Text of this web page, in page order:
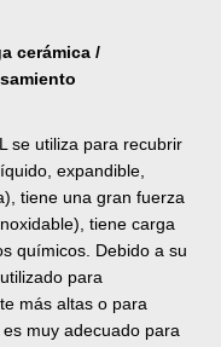
cerámica /
se utiliza para recubrir
expandible,
tiene una gran fuerza
tiene carga
químicos. Debido a su
para
más altas o para
muy adecuado para